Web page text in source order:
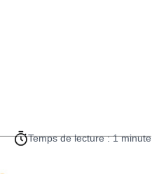
Temps de lecture : 1 minute